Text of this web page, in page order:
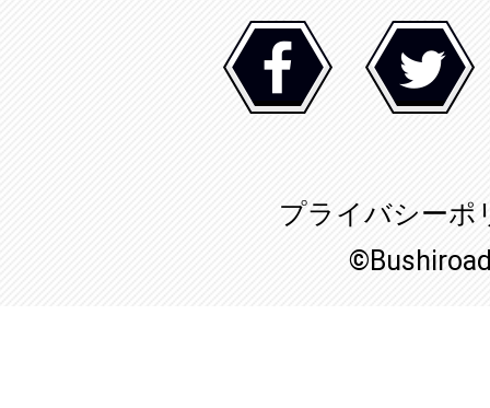
プライバシーポ